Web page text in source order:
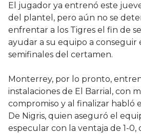
El jugador ya entrenó este
del plantel, pero aún no se
enfrentar a los Tigres el fin de
ayudar a su equipo a conseguir
semifinales del certamen.
Monterrey, por lo pronto,
instalaciones de El Barrial, con
compromiso y al finalizar habló
De Nigris, quien aseguró el
especular con la ventaja de 1-